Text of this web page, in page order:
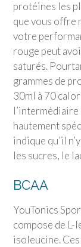
protéines les
que vous offre
votre
rouge peut
saturés.
grammes de
30ml à 70
l’intermédiaire
hautement
indique qu’il
les sucres, le
BCAA
YouTonics
compose de L-
isoleucine.